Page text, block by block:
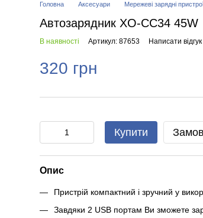
Головна Аксесуари Мережеві зарядні
Автозарядник XO-CC34 45W
В наявності Артикул: 87653 Написати відгук
320 грн
Купити
Опис
Пристрій компактний і зручний у
Завдяки 2 USB портам Ви зможете